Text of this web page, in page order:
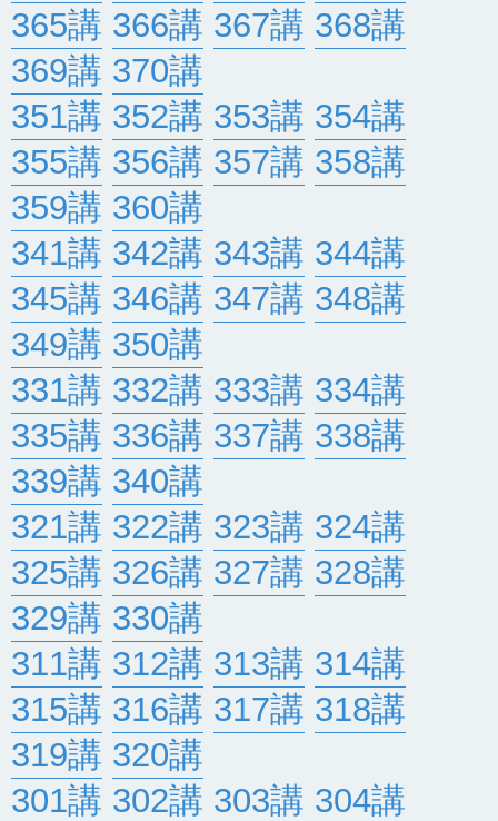
365講 366講 367講 368講
369講 370講
351講 352講 353講 354講
355講 356講 357講 358講
359講 360講
341講 342講 343講 344講
345講 346講 347講 348講
349講 350講
331講 332講 333講 334講
335講 336講 337講 338講
339講 340講
321講 322講 323講 324講
325講 326講 327講 328講
329講 330講
311講 312講 313講 314講
315講 316講 317講 318講
319講 320講
301講 302講 303講 304講